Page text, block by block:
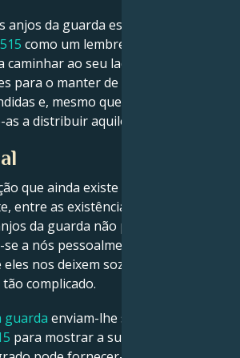
anjos da guarda estão a enviar-lhe
como um lembrete de que tem
ao seu lado nesta vida.
para o manter de pé. As suas
e, mesmo que não ouça as
a distribuir aquilo por que rezou.
que ainda existe nesse mundo,
entre as existências espiritual e
da guarda não podem revelar-
a nós pessoalmente. Mas isso
nos deixem sozinhos a lidar
complicado.
guarda enviam-lhe sinais como o
para mostrar a sua iluminação.